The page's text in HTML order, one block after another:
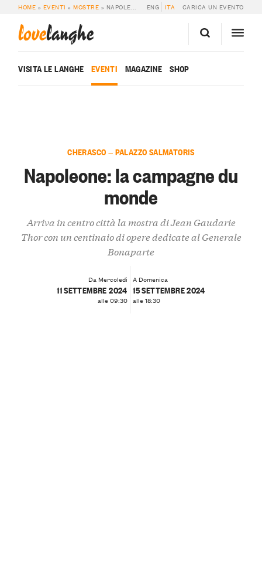
HOME » EVENTI »MOSTRE » NAPOLEONE: LA CAMPAGNE DU MONDE ENG ITA CARICA UN EVENTO
lovelanghe
VISITA LE LANGHE EVENTI MAGAZINE SHOP
CHERASCO — PALAZZO SALMATORIS
Napoleone: la campagne du
monde
Arriva in centro città la mostra di Jean Gaudarie
Thor con un centinaio di opere dedicate al Generale
Bonaparte
Da Mercoledì
11 SETTEMBRE 2024
alle 09:30
A Domenica
15 SETTEMBRE 2024
alle 18:30